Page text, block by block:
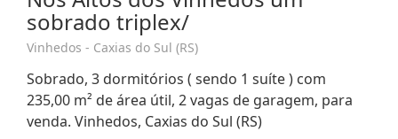
sobrado triplex/
Vinhedos - Caxias do Sul (RS)
Sobrado, 3 dormitórios ( sendo 1 suíte ) com
235,00 m² de área útil, 2 vagas de garagem, para
venda. Vinhedos, Caxias do Sul (RS)